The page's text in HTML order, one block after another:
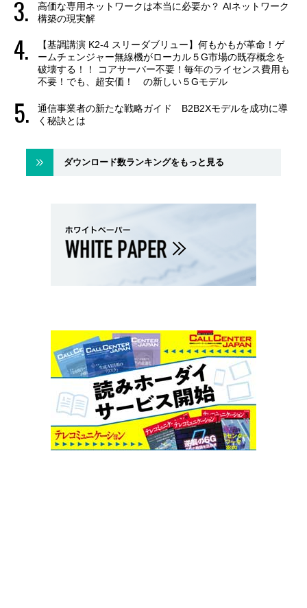
高価な専用ネットワークは本当に必要か？ AIネットワーク
構築の現実解
【基調講演 K2-4 スリーダブリュー】何もかもが革命！ゲ
ームチェンジャー無線機がローカル５G市場の既存概念を
破壊する！！ コアサーバー不要！毎年のライセンス費用も
不要！でも、超安価！ の新しい５Gモデル
通信事業者の新たな戦略ガイド B2B2Xモデルを成功に導
く秘訣とは
ダウンロード数ランキングをもっと見る